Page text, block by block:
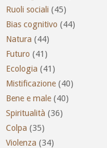
Ruoli sociali (45)
Bias cognitivo (44)
Natura (44)
Futuro (41)
Ecologia (41)
Mistificazione (40)
Bene e male (40)
Spiritualità (36)
Colpa (35)
Violenza (34)